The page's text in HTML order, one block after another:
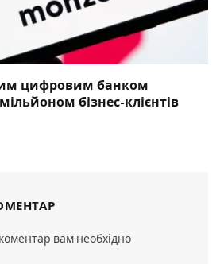
цифровим банком
бізнес-клієнтів
вам необхідно